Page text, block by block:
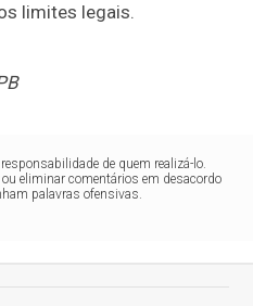
limites legais.
de quem realizá-lo.
eliminar comentários em desacordo
palavras ofensivas.